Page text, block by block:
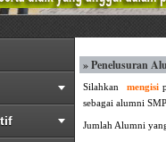
» Penelusuran
Silahkan mengisi
sebagai alumni
Jumlah Alumni